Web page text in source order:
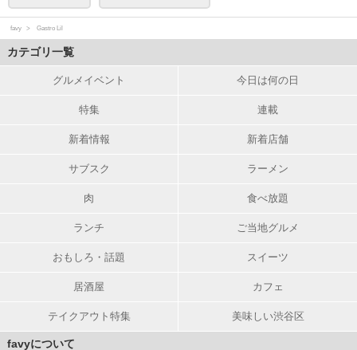
favy Gastro Lil
カテゴリ一覧
グルメイベント 今日は何の日
特集 連載
新着情報 新着店舗
サブスク ラーメン
肉 食べ放題
ランチ ご当地グルメ
おもしろ・話題 スイーツ
居酒屋 カフェ
テイクアウト特集 美味しい渋谷区
favyについて